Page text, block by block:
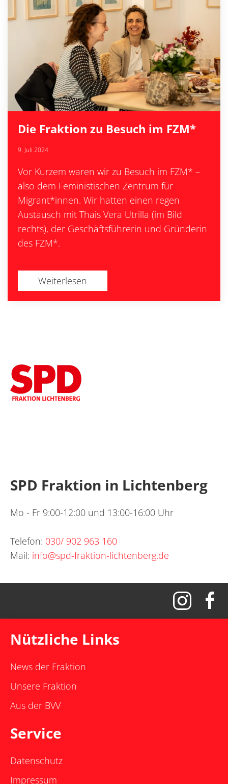
Die Fraktion zu Besuch im FZM*
9. Juli 2024
Vor Kurzem waren wir zu Besuch im FZM* –
also dem Feministischen Zentrum für
Migrant*innen. Wir hatten einen regen
Austausch mit Thais Vera Utrilla (im Bild
rechts), der Geschäftsführerin und Gründerin
des FZM*.
Weiterlesen
SPD Fraktion in Lichtenberg
Mo - Fr 9:00-12:00 und 13:00-16:00 Uhr
Telefon: 030/ 902 963 160
Mail: info@spd-fraktion-lichtenberg.de
Nützliche Links
News der Fraktion
Unsere Fraktion
Aus der BVV
Service
Datenschutz
Impressum